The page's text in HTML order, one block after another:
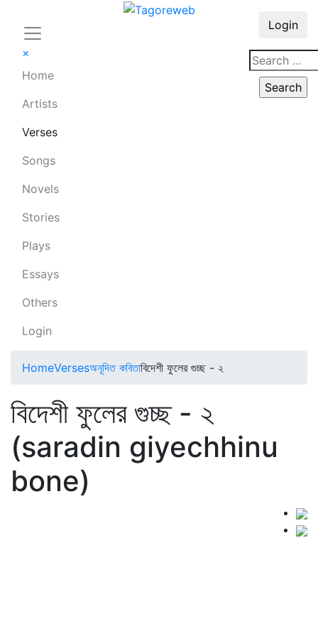
×
Home
Artists
Verses
Songs
Novels
Stories
Plays
Essays
Others
Login
Login
HomeVersesঅনূদিত কবিতাবিদেশী ফুলের গুচ্ছ - ২
বিদেশী ফুলের গুচ্ছ - ২
(saradin giyechhinu
bone)